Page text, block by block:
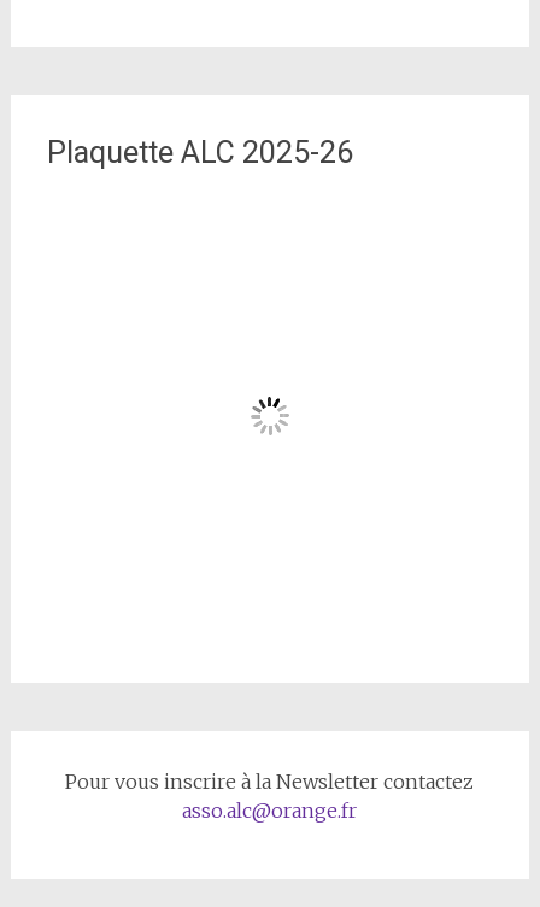
Plaquette ALC 2025-26
Pour vous inscrire à la Newsletter contactez
asso.alc@orange.fr